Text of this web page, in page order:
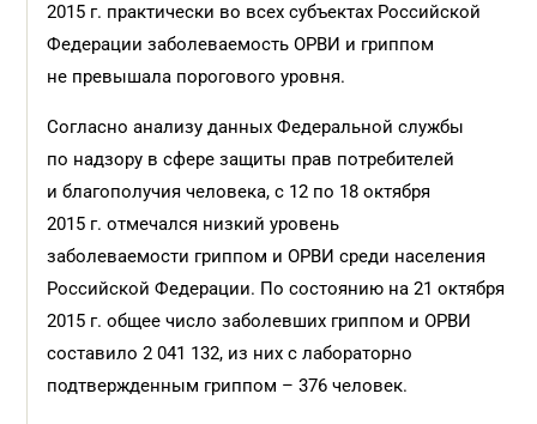
2015 г. практически во всех субъектах Российской
Федерации заболеваемость ОРВИ и гриппом
не превышала порогового уровня.
Согласно анализу данных Федеральной службы
по надзору в сфере защиты прав потребителей
и благополучия человека, с 12 по 18 октября
2015 г. отмечался низкий уровень
заболеваемости гриппом и ОРВИ среди населения
Российской Федерации. По состоянию на 21 октября
2015 г. общее число заболевших гриппом и ОРВИ
составило 2 041 132, из них с лабораторно
подтвержденным гриппом – 376 человек.